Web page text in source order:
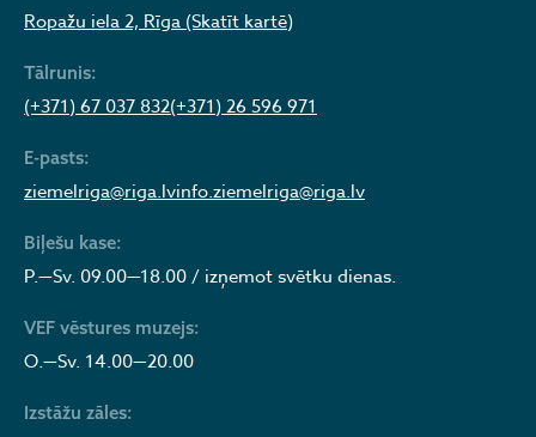
Ropažu iela 2, Rīga (Skatīt kartē)
Tālrunis:
(+371) 67 037 832(+371) 26 596 971
E-pasts:
ziemelriga@riga.lvinfo.ziemelriga@riga.lv
Biļešu kase:
P.—Sv. 09.00—18.00 / izņemot svētku dienas.
VEF vēstures muzejs:
O.—Sv. 14.00—20.00
Izstāžu zāles: